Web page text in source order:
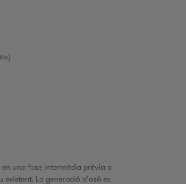
una fase intermèdia prèvia a
La generació d’ozó es